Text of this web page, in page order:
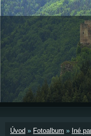
Úvod » Fotoalbum » Iné